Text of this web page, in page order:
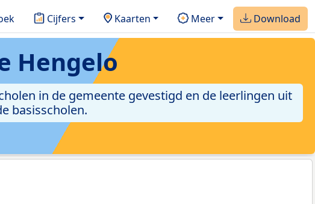
Cijfers Kaarten Meer Download
Hengelo
in de gemeente gevestigd en de leerlingen uit
basisscholen.